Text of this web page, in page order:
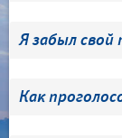
Я забыл свой
Как